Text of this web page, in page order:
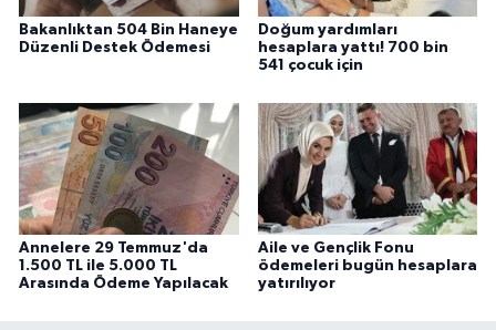
Bakanlıktan 504 Bin Haneye
Düzenli Destek Ödemesi
Doğum yardımları
hesaplara yattı! 700 bin
541 çocuk için
Annelere 29 Temmuz'da
1.500 TL ile 5.000 TL
Arasında Ödeme Yapılacak
Aile ve Gençlik Fonu
ödemeleri bugün hesaplara
yatırılıyor